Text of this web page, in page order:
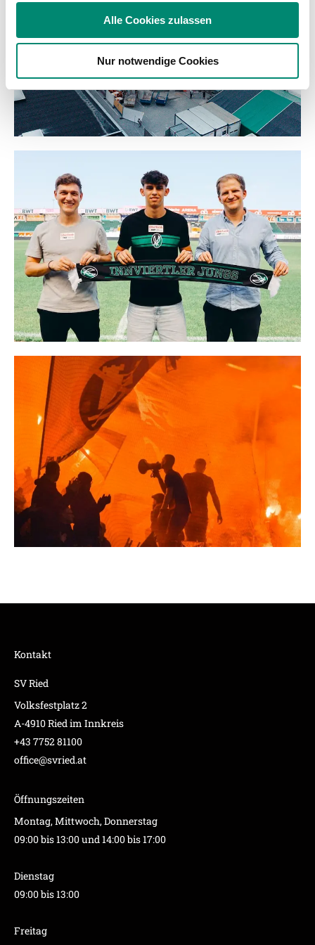
Partner führen diese Informationen möglicherweise mit
weiteren Daten zusammen, die Sie ihnen bereitgestellt
haben oder die sie im Rahmen Ihrer Nutzung der Dienste
gesammelt haben.
Weitere Details, insbesondere zu Speicherdauer und
Alle Cookies zulassen
Nur notwendige Cookies
Kontakt
SV Ried
Volksfestplatz 2
A-4910 Ried im Innkreis
+43 7752 81100
office@svried.at
Öffnungszeiten
Montag, Mittwoch, Donnerstag
09:00 bis 13:00 und 14:00 bis 17:00
Dienstag
09:00 bis 13:00
Freitag